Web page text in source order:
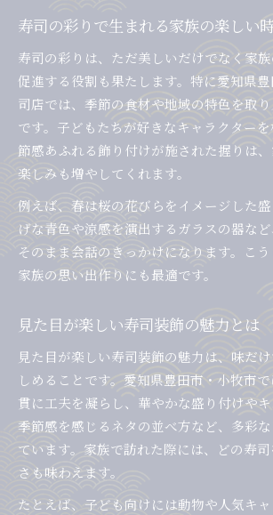
寿司の彩りで生まれる家族の楽しい
寿司の彩りは、ただ美しいだけでなく家
促進する役割も果たします。特に愛知県
司店では、季節の食材や地域の特色を取
です。子どもたちが好きなキャラクター
節感あふれる飾り付けが施された握りは
楽しみも増やしてくれます。
例えば、春は桜の花びらをイメージした
げな青色や涼感を演出するガラスの器な
そのまま会話のきっかけになります。こう
家族の思い出作りにも最適です。
見た目が楽しい寿司装飾の魅力とは
見た目が楽しい寿司装飾の魅力は、味だ
しめることです。愛知県豊田市・小牧市
貫に工夫を凝らし、華やかな盛り付けやキ
季節感を感じるネタの並べ方など、多彩
ています。家族で訪れた際には、どの寿
さも味わえます。
たとえば、子ども向けには動物や人気キ